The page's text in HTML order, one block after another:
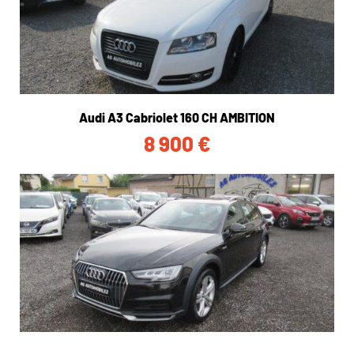
Audi A3 Cabriolet 160 CH AMBITION
8 900 €